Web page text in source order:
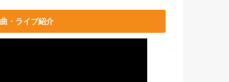
曲・ライブ紹介